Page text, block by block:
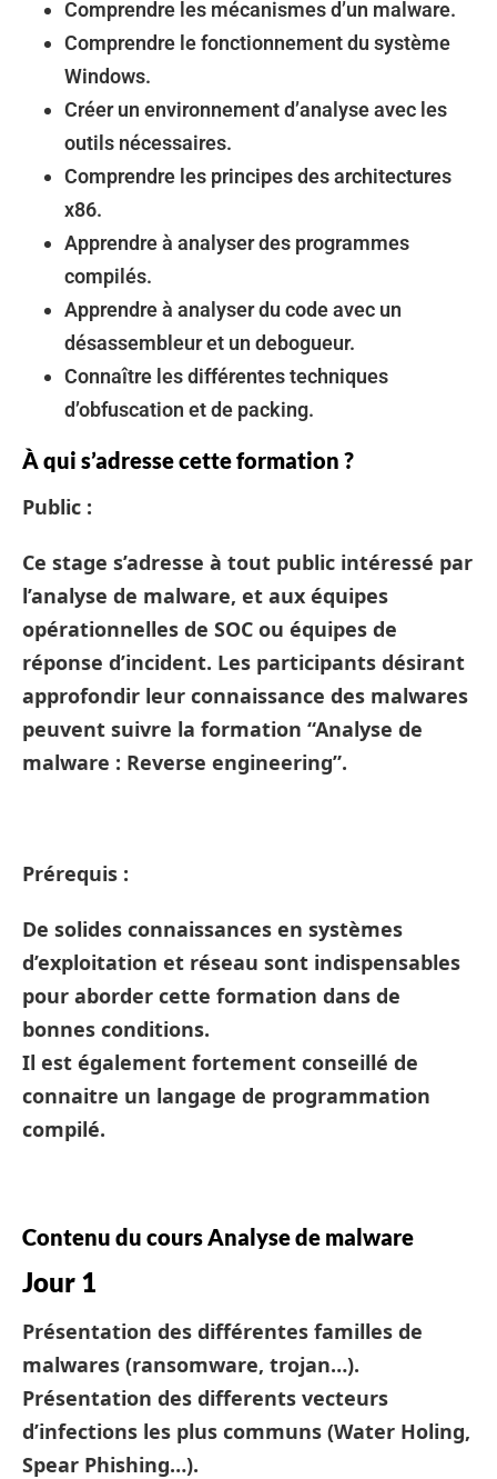
Comprendre les mécanismes d’un malware.
Comprendre le fonctionnement du système
Windows.
Créer un environnement d’analyse avec les
outils nécessaires.
Comprendre les principes des architectures
x86.
Apprendre à analyser des programmes
compilés.
Apprendre à analyser du code avec un
désassembleur et un debogueur.
Connaître les différentes techniques
d’obfuscation et de packing.
À qui s’adresse cette formation ?
Public :
Ce stage s’adresse à tout public intéressé par
l’analyse de malware, et aux équipes
opérationnelles de SOC ou équipes de
réponse d’incident. Les participants désirant
approfondir leur connaissance des malwares
peuvent suivre la formation “Analyse de
malware : Reverse engineering”.
Prérequis :
De solides connaissances en systèmes
d’exploitation et réseau sont indispensables
pour aborder cette formation dans de
bonnes conditions.
Il est également fortement conseillé de
connaitre un langage de programmation
compilé.
Contenu du cours Analyse de malware
Jour 1
Présentation des différentes familles de
malwares (ransomware, trojan…).
Présentation des differents vecteurs
d’infections les plus communs (Water Holing,
Spear Phishing…).